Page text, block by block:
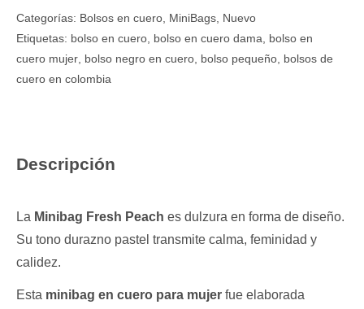
Categorías: Bolsos en cuero, MiniBags, Nuevo
Etiquetas: bolso en cuero, bolso en cuero dama, bolso en
cuero mujer, bolso negro en cuero, bolso pequeño, bolsos de
cuero en colombia
Descripción
La Minibag Fresh Peach es dulzura en forma de diseño.
Su tono durazno pastel transmite calma, feminidad y
calidez.
Esta minibag en cuero para mujer fue elaborada